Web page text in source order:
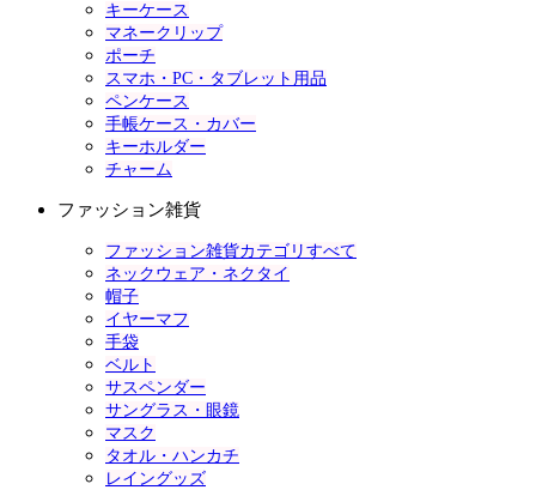
キーケース
マネークリップ
ポーチ
スマホ・PC・タブレット用品
ペンケース
手帳ケース・カバー
キーホルダー
チャーム
ファッション雑貨
ファッション雑貨カテゴリすべて
ネックウェア・ネクタイ
帽子
イヤーマフ
手袋
ベルト
サスペンダー
サングラス・眼鏡
マスク
タオル・ハンカチ
レイングッズ